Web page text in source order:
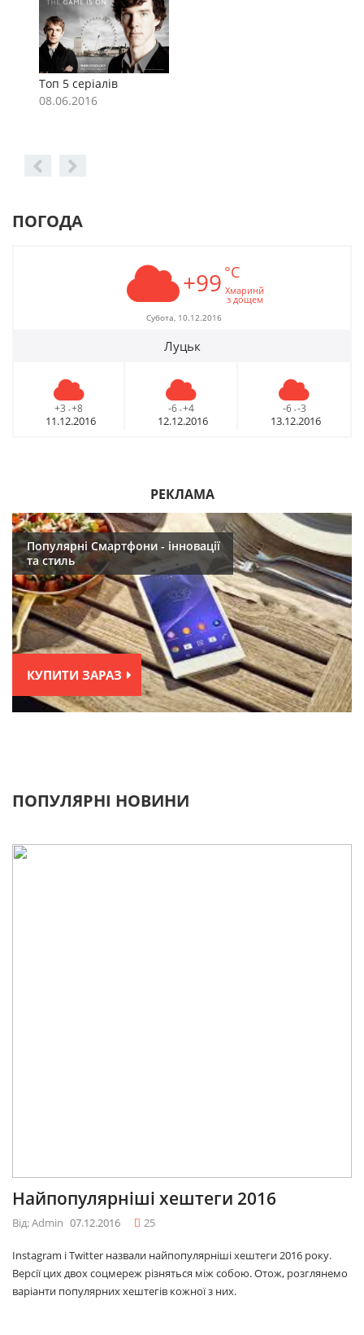
Топ 5 серіалів
08.06.2016
ПОГОДА
+99 °C
Хмаринй
з дощем
Субота, 10.12.2016
Луцьк
+3 - +8
11.12.2016
-6 - +4
12.12.2016
-6 - -3
13.12.2016
РЕКЛАМА
Популярні Смартфони - інновації
та стиль
КУПИТИ ЗАРАЗ
ПОПУЛЯРНІ НОВИНИ
Найпопулярніші хештеги 2016
Від: Admin 07.12.2016 25
Instagram і Twitter назвали найпопулярніші хештеги 2016 року.
Версії цих двох соцмереж різняться між собою. Отож, розглянемо
варіанти популярних хештегів кожної з них.